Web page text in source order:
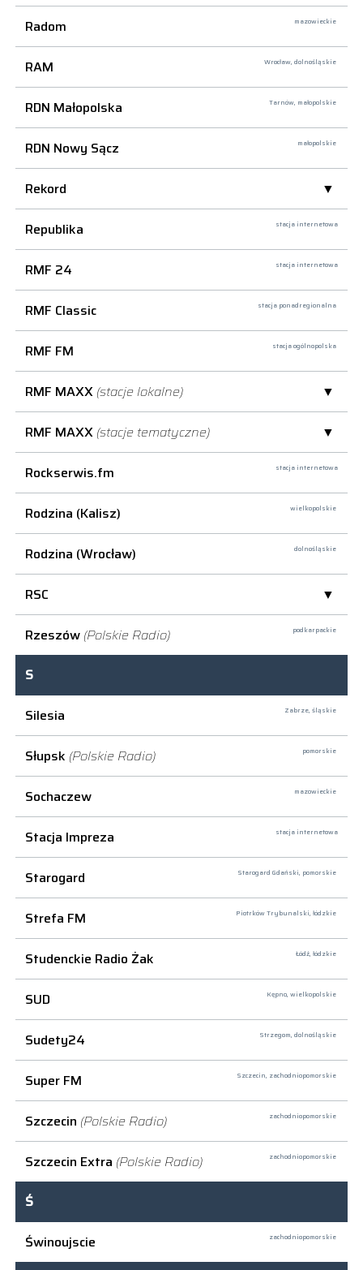
Radom mazowieckie
RAM Wrocław, dolnośląskie
RDN Małopolska Tarnów, małopolskie
RDN Nowy Sącz małopolskie
Rekord
Republika
stacja internetowa
RMF 24 stacja internetowa
RMF Classic stacja ponadregionalna
RMF FM stacja ogólnopolska
RMF MAXX (stacje lokalne)
RMF MAXX (stacje tematyczne)
Rockserwis.fm
stacja internetowa
Rodzina (Kalisz) wielkopolskie
Rodzina (Wrocław) dolnośląskie
RSC
Rzeszów (Polskie Radio) podkarpackie
S
Silesia
Zabrze, śląskie
Słupsk (Polskie Radio) pomorskie
Sochaczew mazowieckie
Stacja Impreza stacja internetowa
Starogard Starogard Gdański, pomorskie
Strefa FM Piotrków Trybunalski, łódzkie
Studenckie Radio Żak Łódź, łódzkie
SUD Kępno, wielkopolskie
Sudety24 Strzegom, dolnośląskie
Super FM Szczecin, zachodniopomorskie
Szczecin (Polskie Radio) zachodniopomorskie
Szczecin Extra (Polskie Radio) zachodniopomorskie
Ś
Świnoujscie
zachodniopomorskie